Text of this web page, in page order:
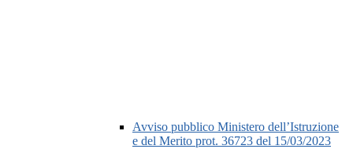
Avviso pubblico Ministero dell’Istruzione
e del Merito prot. 36723 del 15/03/2023